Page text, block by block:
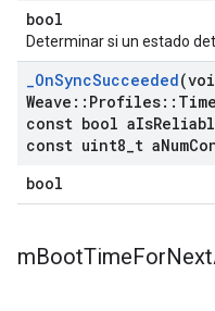
bool
Determinar si un estado
_OnSyncSucceeded
Weave :: Profiles:: Time
const bool aIs
const uint8 t aNum
bool
mBootTimeForNext